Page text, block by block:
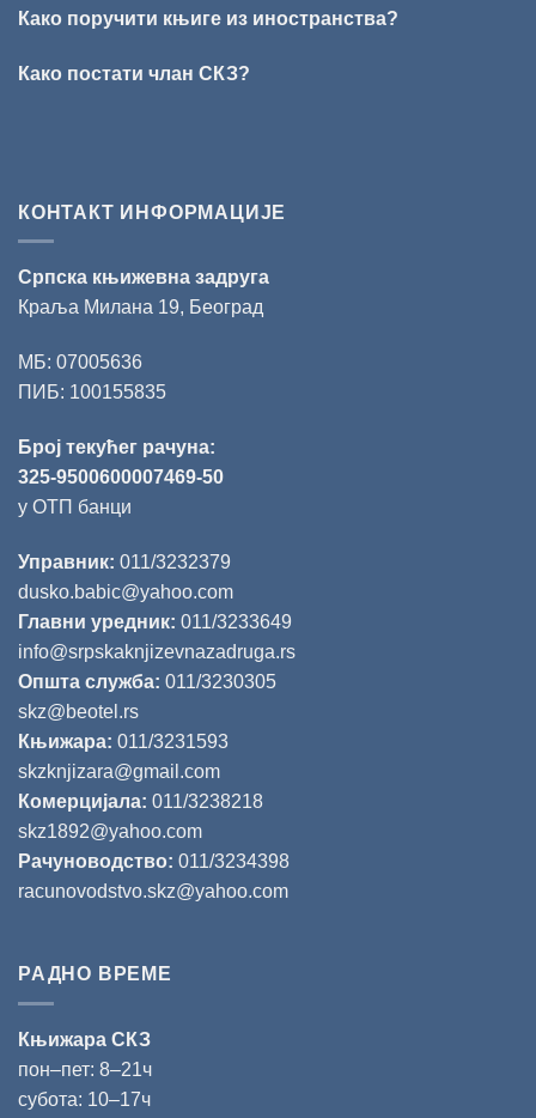
Раичковић“
Ристовићу
Како поручити књиге из иностранства?
Како постати члан СКЗ?
КОНТАКТ ИНФОРМАЦИЈЕ
Српска књижевна задруга
Краља Милана 19, Београд
МБ: 07005636
ПИБ: 100155835
Број текућег рачуна:
325-9500600007469-50
у ОТП банци
Управник: 011/3232379
dusko.babic@yahoo.com
Главни уредник: 011/3233649
info@srpskaknjizevnazadruga.rs
Општа служба: 011/3230305
skz@beotel.rs
Књижара: 011/3231593
skzknjizara@gmail.com
Комерцијала: 011/3238218
skz1892@yahoo.com
Рачуноводство: 011/3234398
racunovodstvo.skz@yahoo.com
РАДНО ВРЕМЕ
Књижара СКЗ
пон‒пет: 8‒21ч
субота: 10‒17ч